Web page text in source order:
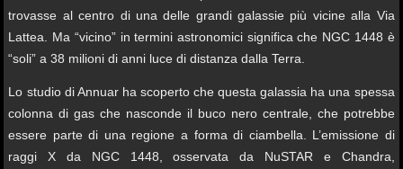
trovasse al centro di una delle grandi galassie più vicine alla Via
Lattea. Ma “vicino” in termini astronomici significa che NGC 1448 è
“soli” a 38 milioni di anni luce di distanza dalla Terra.
Lo studio di Annuar ha scoperto che questa galassia ha una spessa
colonna di gas che nasconde il buco nero centrale, che potrebbe
essere parte di una regione a forma di ciambella. L’emissione di
raggi X da NGC 1448, osservata da NuSTAR e Chandra,